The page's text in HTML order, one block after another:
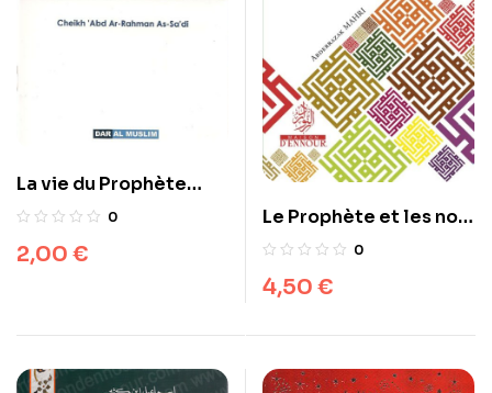
La vie du Prophète
Muhammad
0
2,00 €
Le Prophète et les non
musulmans
0
4,50 €